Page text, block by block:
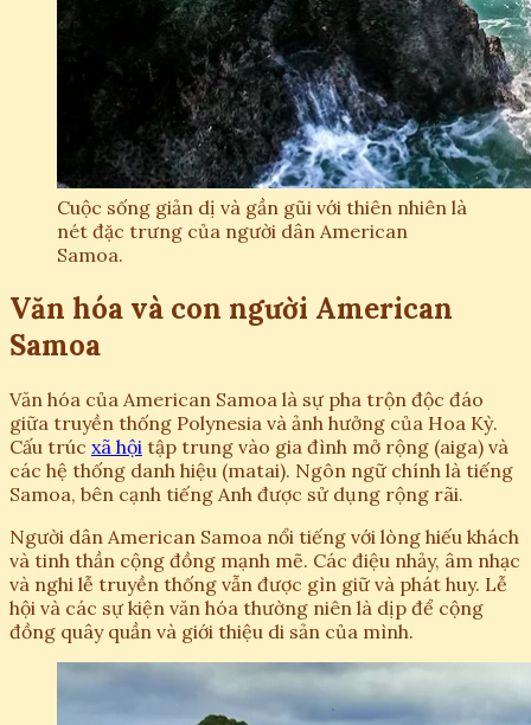
Cuộc sống giản dị và gần gũi với thiên nhiên là
nét đặc trưng của người dân American
Samoa.
Văn hóa và con người American
Samoa
Văn hóa của American Samoa là sự pha trộn độc đáo
giữa truyền thống Polynesia và ảnh hưởng của Hoa Kỳ.
Cấu trúc xã hội tập trung vào gia đình mở rộng (aiga) và
các hệ thống danh hiệu (matai). Ngôn ngữ chính là tiếng
Samoa, bên cạnh tiếng Anh được sử dụng rộng rãi.
Người dân American Samoa nổi tiếng với lòng hiếu khách
và tinh thần cộng đồng mạnh mẽ. Các điệu nhảy, âm nhạc
và nghi lễ truyền thống vẫn được gìn giữ và phát huy. Lễ
hội và các sự kiện văn hóa thường niên là dịp để cộng
đồng quây quần và giới thiệu di sản của mình.